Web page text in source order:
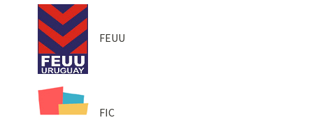
FEUU
FIC